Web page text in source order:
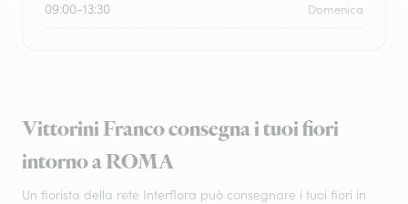
09:00-13:30 Domenica
Vittorini Franco consegna i tuoi fiori
intorno a ROMA
Un fiorista della rete Interflora può consegnare i tuoi fiori in